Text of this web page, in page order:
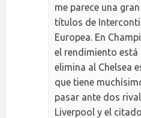
me parece una
títulos de
Europea. En
el rendimiento está
elimina al Chelsea
que tiene
pasar ante dos
Liverpool y el